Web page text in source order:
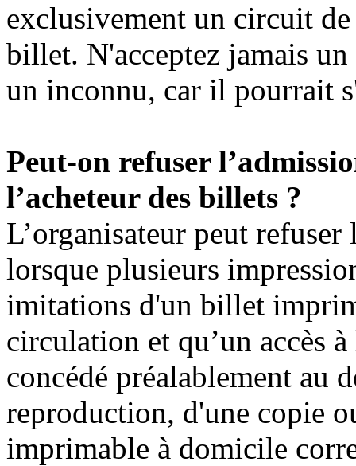
exclusivement un circuit
billet. N'acceptez jamais
un inconnu, car il pourrait
Peut-on refuser
l’acheteur des billets ?
L’organisateur peut
lorsque plusieurs
imitations d'un billet
circulation et qu’un accès
concédé préalablement au
reproduction, d'une copie
imprimable à domicile